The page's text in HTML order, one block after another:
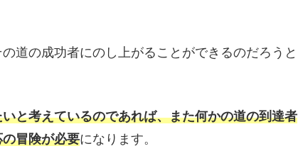
道の成功者にのし上がることができるのだろうと
と考えているのであれば、また何かの道の到達者
冒険が必要になります。